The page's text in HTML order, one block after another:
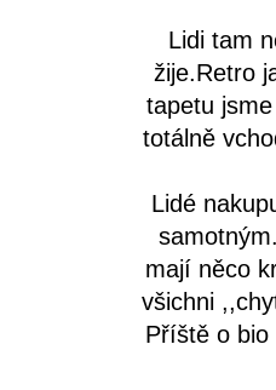
Lidi tam
žije.Retro
tapetu
totálně
Lidé
mají něco
všichni
Příště o bio